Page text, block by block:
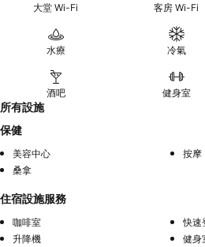
大堂 Wi-Fi 客房 Wi-Fi
水療 冷氣
酒吧 健身室
所有設施
保健
美容中心
按摩
桑拿
住宿設施服務
咖啡室
快速
升降機
健身